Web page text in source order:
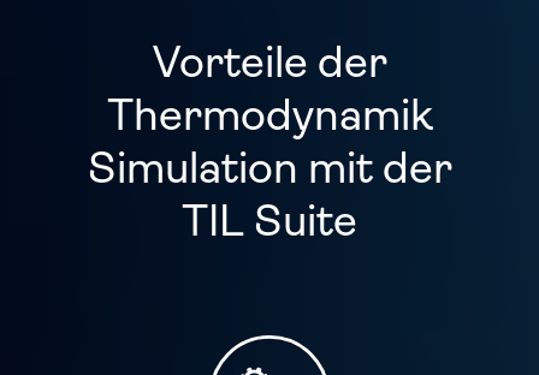
Vorteile der
Thermodynamik
Simulation mit der
TIL Suite